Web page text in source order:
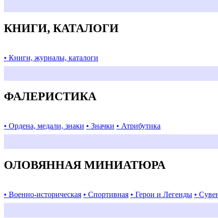
КНИГИ, КАТАЛОГИ
• Книги, журналы, каталоги
ФАЛЕРИСТИКА
• Ордена, медали, знаки • Значки • Атрибутика
ОЛОВЯННАЯ МИНИАТЮРА
• Военно-историческая • Спортивная • Герои и Легенды •